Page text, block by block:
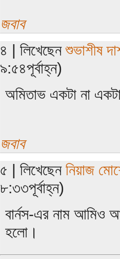
জবাব
৪ | লিখেছেনশুভাশীষ
৯:৫৪পূর্বাহ্ন)
অমিতাভ একটা না
জবাব
৫ | লিখেছেন নিয়াজ
৮:৩৩পূর্বাহ্ন)
বার্নস-এর নাম আমিও
হলো।